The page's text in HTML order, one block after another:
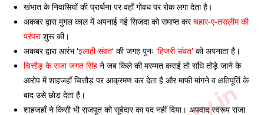
खंभात के निवासियों की प्रार्थना पर वहाँ गोवध पर रोक लगा देता है।
अकबर द्वारा मुगल काल में अपनाई गई सिजदा को समाप्त कर चहार-ए-तसलीम की
परंपरा शुरू की।
अकबर द्वारा आरंभ ‘इलाही संवत‘ की जगह पुनः ‘हिजरी संवत’ को अपनाता है।
चित्तौड़ के राजा जगत सिंह ने जब किले की मरम्मत कराई तो संधि तोड़े जाने के
आरोप में शाहजहाँ चित्तौड़ पर आक्रमण कर देता है और माफी मांगने व क्षतिपूर्ति के
बाद उसे छोड़ देता है।
शाहजहाँ ने किसी भी राजपूत को सूबेदार का पद नहीं दिया। अपवाद स्वरूप राजा